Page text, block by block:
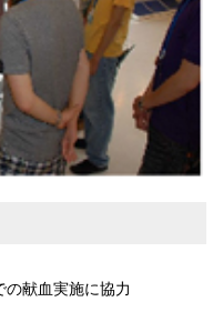
献血実施に協力